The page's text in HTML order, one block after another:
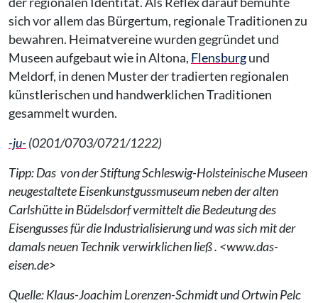
sich vor allem das Bürgertum, regionale Traditionen zu
bewahren. Heimatvereine wurden gegründet und
Museen aufgebaut wie in Altona, Flensburgund
Meldorf, in denen Muster der tradierten regionalen
künstlerischen und handwerklichen Traditionen
gesammelt wurden.
-ju- (0201/0703/0721/1222)
Tipp: Das von der Stiftung Schleswig-Holsteinische Museen
neugestaltete Eisenkunstgussmuseum neben der alten
Carlshütte in Büdelsdorf vermittelt die Bedeutung des
Eisengusses für die Industrialisierung und was sich mit der
damals neuen Technik verwirklichen ließ . <www.das-
eisen.de>
Quelle: Klaus-Joachim Lorenzen-Schmidt und Ortwin Pelc